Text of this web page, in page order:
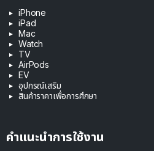
iPhone
iPad
Mac
Watch
TV
AirPods
EV
อุปกรณ์เสริม
สินค้าราคาเพื่อการศึกษา
คำแนะนำการใช้งาน